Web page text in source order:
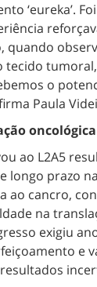
‘eureka’.
quando
tecido
o
Paula
ao L2A5
longo prazo
ao cancro,
na
exigiu
e